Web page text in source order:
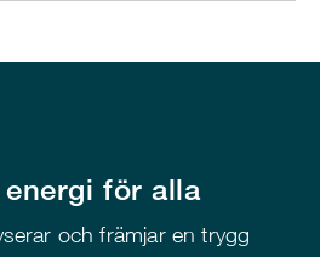
för alla
och främjar en trygg